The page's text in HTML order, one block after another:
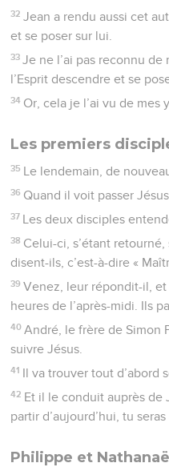
32 Jean a rendu aussi cet
et se poser sur lui.
33 Je ne l’ai pas reconnu de
l’Esprit descendre et se
34 Or, cela je l’ai vu de mes
Les premiers
35 Le lendemain, de
36 Quand il voit passer
37 Les deux disciples
38 Celui-ci, s’étant
disent-ils, c’est-à-dire «
39 Venez, leur répondit-il,
heures de l’après-midi. Ils
40 André, le frère de Simon
suivre Jésus.
41 Il va trouver tout d’abord
42 Et il le conduit auprès de
partir d’aujourd’hui, tu
Philippe et